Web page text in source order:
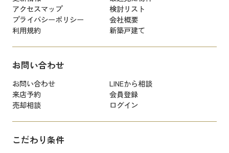
アクセスマップ
検討リスト
プライバシーポリシー
会社概要
利用規約
新築戸建て
お問い合わせ
お問い合わせ
LINEから相談
来店予約
会員登録
売却相談
ログイン
こだわり条件